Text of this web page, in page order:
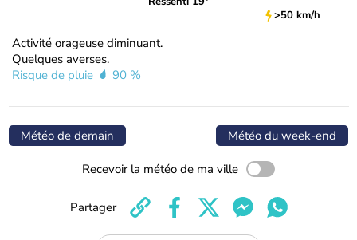
>50 km/h
Activité orageuse diminuant.
Quelques averses.
Risque de pluie
90 %
Météo de demain Météo du week-end
Recevoir la météo de ma ville
Partager